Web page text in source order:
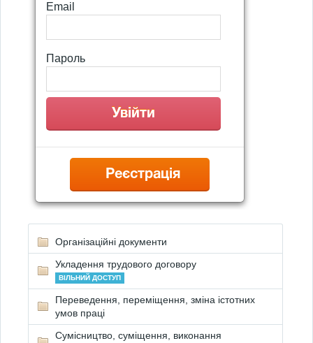
Email
Пароль
Реєстрація
Організаційні документи
Укладення трудового договору
ВІЛЬНИЙ ДОСТУП
Переведення, переміщення, зміна істотних
умов праці
Сумісництво, суміщення, виконання